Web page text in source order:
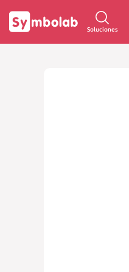
Soluciones